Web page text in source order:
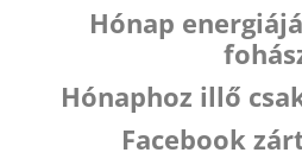
Hónap
Hónaphoz illő
Facebook